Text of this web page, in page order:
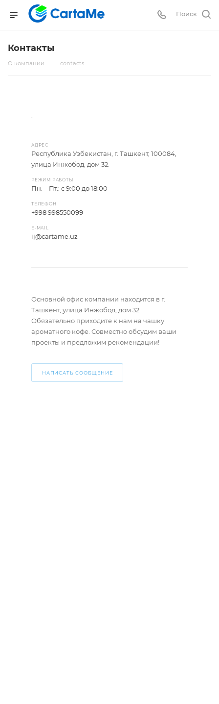
Поиск
Контакты
О компании — contacts
АДРЕС
Республика Узбекистан, г. Ташкент, 100084,
улица Инжобод, дом 32.
РЕЖИМ РАБОТЫ
Пн. – Пт.: с 9:00 до 18:00
ТЕЛЕФОН
+998 998550099
E-MAIL
ij@cartame.uz
Основной офис компании находится в г.
Ташкент, улица Инжобод, дом 32.
Обязательно приходите к нам на чашку
ароматного кофе. Совместно обсудим ваши
проекты и предложим рекомендации!
НАПИСАТЬ СООБЩЕНИЕ